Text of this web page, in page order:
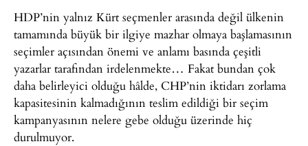
HDP’nin yalnız Kürt seçmenler arasında değil ülkenin
tamamında büyük bir ilgiye mazhar olmaya başlamasının
seçimler açısından önemi ve anlamı basında çeşitli
yazarlar tarafından irdelenmekte… Fakat bundan çok
daha belirleyici olduğu hâlde, CHP’nin iktidarı zorlama
kapasitesinin kalmadığının teslim edildiği bir seçim
kampanyasının nelere gebe olduğu üzerinde hiç
durulmuyor.